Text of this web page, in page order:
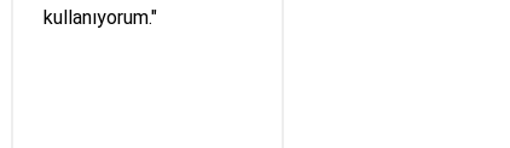
kullanıyorum."